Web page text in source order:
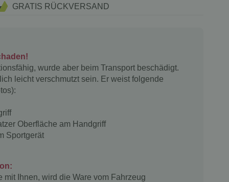
GRATIS RÜCKVERSAND
wurde aber beim Transport beschädigt.
leicht verschmutzt sein. Er weist folgende
Oberfläche am Handgriff
Sportgerät
mit Ihnen, wird die Ware vom Fahrzeug